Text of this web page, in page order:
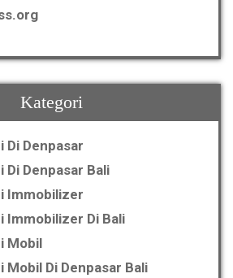
Kategori
Di Denpasar
Di Denpasar Bali
Immobilizer
Immobilizer Di Bali
Mobil
Mobil Di Denpasar Bali